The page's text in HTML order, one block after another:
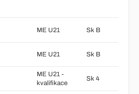
ME U21 Sk B
ME U21 Sk B
ME U21 -
kvalifikace
Sk 4